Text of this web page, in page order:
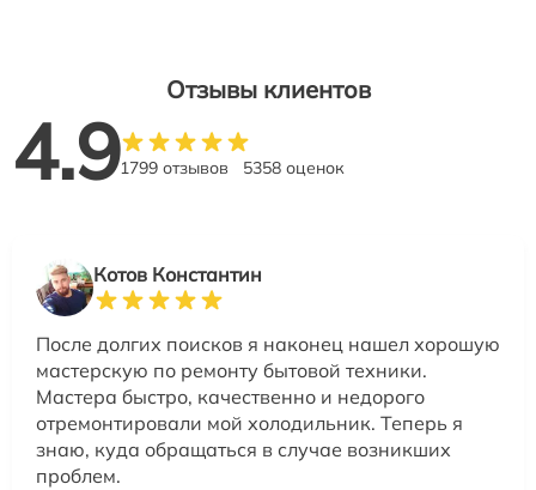
Отзывы клиентов
4.91799 отзывов 5358 оценок
Котов Константин
После долгих поисков я наконец нашел хорошую
мастерскую по ремонту бытовой техники.
Мастера быстро, качественно и недорого
отремонтировали мой холодильник. Теперь я
знаю, куда обращаться в случае возникших
проблем.